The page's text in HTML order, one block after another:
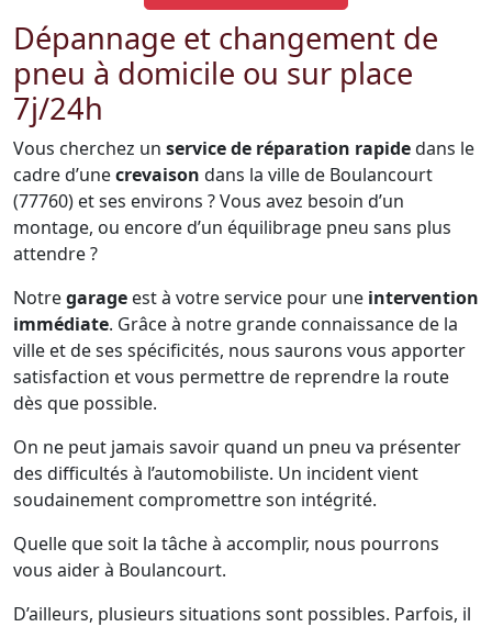
Dépannage et changement de
pneu à domicile ou sur place
7j/24h
Vous cherchez un service de réparation rapidedans le
cadre d’unecrevaison dans la ville de Boulancourt
(77760) et ses environs ? Vous avez besoin d’un
montage, ou encore d’un équilibrage pneu sans plus
attendre ?
Notregarage est à votre service pour une intervention
immédiate. Grâce à notre grande connaissance de la
ville et de ses spécificités, nous saurons vous apporter
satisfaction et vous permettre de reprendre la route
dès que possible.
On ne peut jamais savoir quand un pneu va présenter
des difficultés à l’automobiliste. Un incident vient
soudainement compromettre son intégrité.
Quelle que soit la tâche à accomplir, nous pourrons
vous aider à Boulancourt.
D’ailleurs, plusieurs situations sont possibles. Parfois, il